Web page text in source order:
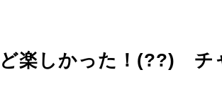
ど楽しかった！(??)